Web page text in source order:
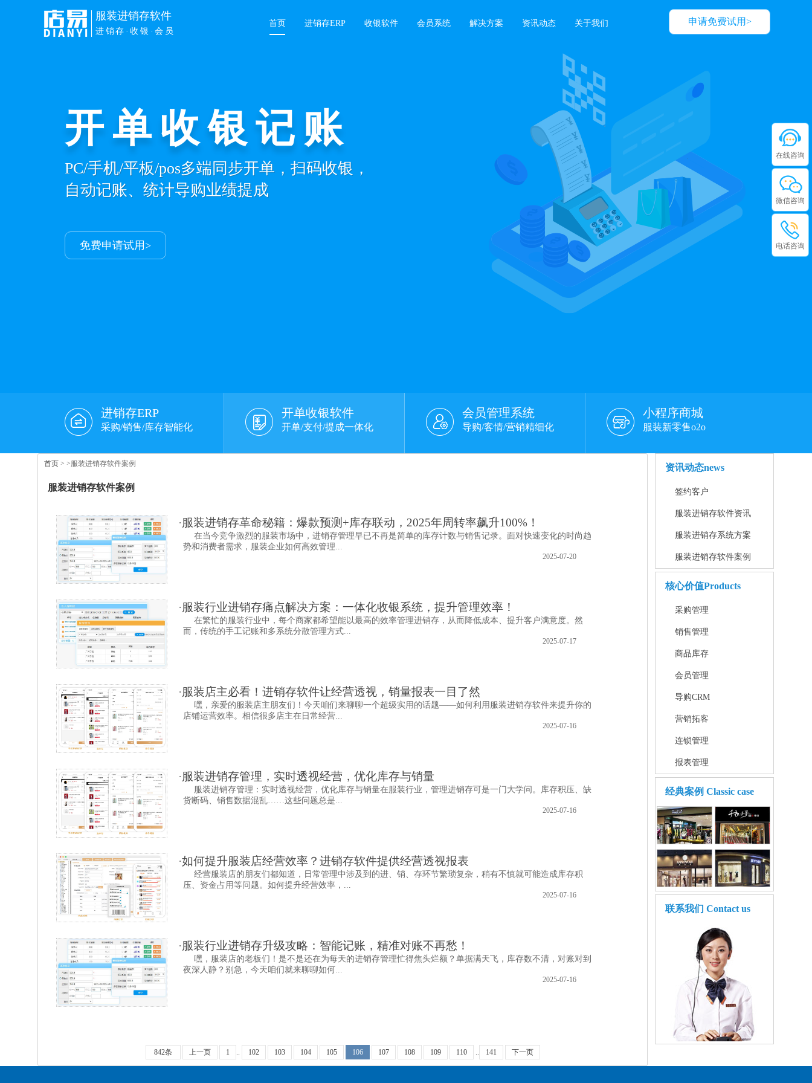
申请免费试用>
服装进销存软件
进销存·收银·会员
首页 进销存ERP 收银软件 会员系统 解决方案 资讯动态 关于我们
开单收银记账
PC/手机/平板/pos多端同步开单，扫码收银，
自动记账、统计导购业绩提成
免费申请试用>
进销存ERP
采购/销售/库存智能化
开单收银软件
开单/支付/提成一体化
会员管理系统
导购/客情/营销精细化
小程序商城
服装新零售o2o
资讯动态news
签约客户
服装进销存软件资讯
服装进销存系统方案
服装进销存软件案例
核心价值Products
采购管理
销售管理
商品库存
会员管理
导购CRM
营销拓客
连锁管理
报表管理
经典案例 Classic case
联系我们 Contact us
首页 > >服装进销存软件案例
服装进销存软件案例
·服装进销存革命秘籍：爆款预测+库存联动，2025年周转率飙升100%！
在当今竞争激烈的服装市场中，进销存管理早已不再是简单的库存计数与销售记录。面对快速变化的时尚趋
势和消费者需求，服装企业如何高效管理...
2025-07-20
·服装行业进销存痛点解决方案：一体化收银系统，提升管理效率！
在繁忙的服装行业中，每个商家都希望能以最高的效率管理进销存，从而降低成本、提升客户满意度。然
而，传统的手工记账和多系统分散管理方式...
2025-07-17
·服装店主必看！进销存软件让经营透视，销量报表一目了然
嘿，亲爱的服装店主朋友们！今天咱们来聊聊一个超级实用的话题——如何利用服装进销存软件来提升你的
店铺运营效率。相信很多店主在日常经营...
2025-07-16
·服装进销存管理，实时透视经营，优化库存与销量
服装进销存管理：实时透视经营，优化库存与销量在服装行业，管理进销存可是一门大学问。库存积压、缺
货断码、销售数据混乱……这些问题总是...
2025-07-16
·如何提升服装店经营效率？进销存软件提供经营透视报表
经营服装店的朋友们都知道，日常管理中涉及到的进、销、存环节繁琐复杂，稍有不慎就可能造成库存积
压、资金占用等问题。如何提升经营效率，...
2025-07-16
·服装行业进销存升级攻略：智能记账，精准对账不再愁！
嘿，服装店的老板们！是不是还在为每天的进销存管理忙得焦头烂额？单据满天飞，库存数不清，对账对到
夜深人静？别急，今天咱们就来聊聊如何...
2025-07-16
842条 上一页 1 .. 102 103 104 105 106 107 108 109 110 .. 141 下一页
在线咨询
微信咨询
电话咨询